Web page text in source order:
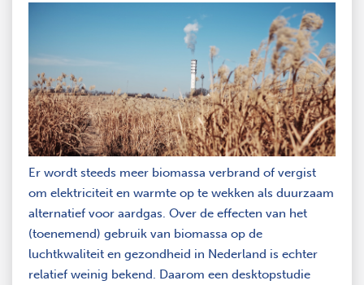
Er wordt steeds meer biomassa verbrand of vergist
om elektriciteit en warmte op te wekken als duurzaam
alternatief voor aardgas. Over de effecten van het
(toenemend) gebruik van biomassa op de
luchtkwaliteit en gezondheid in Nederland is echter
relatief weinig bekend. Daarom een desktopstudie